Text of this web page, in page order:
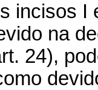
incisos I
na
24),